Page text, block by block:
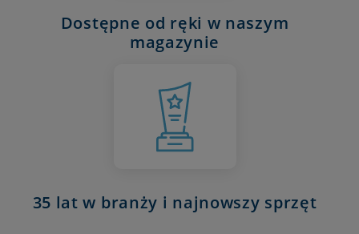
Dostępne od ręki w naszym
magazynie
35 lat w branży i najnowszy sprzęt